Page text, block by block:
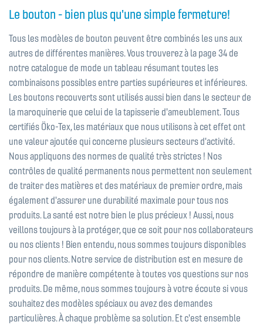
Le bouton - bien plus qu'une simple fermeture!
Tous les modèles de bouton peuvent être combinés les uns aux
autres de différentes manières. Vous trouverez à la page 34 de
notre catalogue de mode un tableau résumant toutes les
combinaisons possibles entre parties supérieures et inférieures.
Les boutons recouverts sont utilisés aussi bien dans le secteur de
la maroquinerie que celui de la tapisserie d'ameublement. Tous
certifiés Öko-Tex, les matériaux que nous utilisons à cet effet ont
une valeur ajoutée qui concerne plusieurs secteurs d'activité.
Nous appliquons des normes de qualité très strictes ! Nos
contrôles de qualité permanents nous permettent non seulement
de traiter des matières et des matériaux de premier ordre, mais
également d'assurer une durabilité maximale pour tous nos
produits. La santé est notre bien le plus précieux ! Aussi, nous
veillons toujours à la protéger, que ce soit pour nos collaborateurs
ou nos clients ! Bien entendu, nous sommes toujours disponibles
pour nos clients. Notre service de distribution est en mesure de
répondre de manière compétente à toutes vos questions sur nos
produits. De même, nous sommes toujours à votre écoute si vous
souhaitez des modèles spéciaux ou avez des demandes
particulières. À chaque problème sa solution. Et c'est ensemble